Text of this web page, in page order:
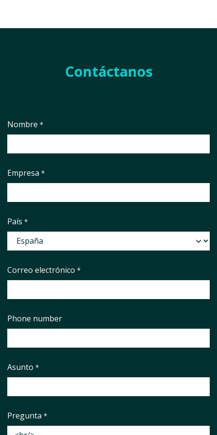
Contáctanos
Nombre *
Empresa *
País *
Correo electrónico *
Phone number
Asunto *
Pregunta *